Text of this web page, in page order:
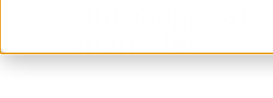
AutoSuggest
månader